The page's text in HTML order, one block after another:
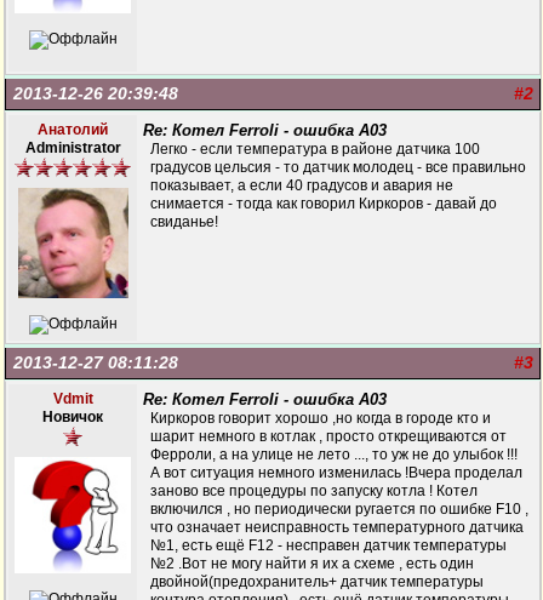
#2
2013-12-26 20:39:48
Анатолий
Administrator
Re: Котел Ferroli - ошибка А03
Легко - если температура в районе датчика 100
градусов цельсия - то датчик молодец - все правильно
показывает, а если 40 градусов и авария не
снимается - тогда как говорил Киркоров - давай до
свиданье!
#3
2013-12-27 08:11:28
Vdmit
Новичок
Re: Котел Ferroli - ошибка А03
Киркоров говорит хорошо ,но когда в городе кто и
шарит немного в котлак , просто открещиваются от
Ферроли, а на улице не лето ..., то уж не до улыбок !!!
А вот ситуация немного изменилась !Вчера проделал
заново все процедуры по запуску котла ! Котел
включился , но периодически ругается по ошибке F10 ,
что означает неисправность температурного датчика
№1, есть ещё F12 - несправен датчик температуры
№2 .Вот не могу найти я их а схеме , есть один
двойной(предохранитель+ датчик температуры